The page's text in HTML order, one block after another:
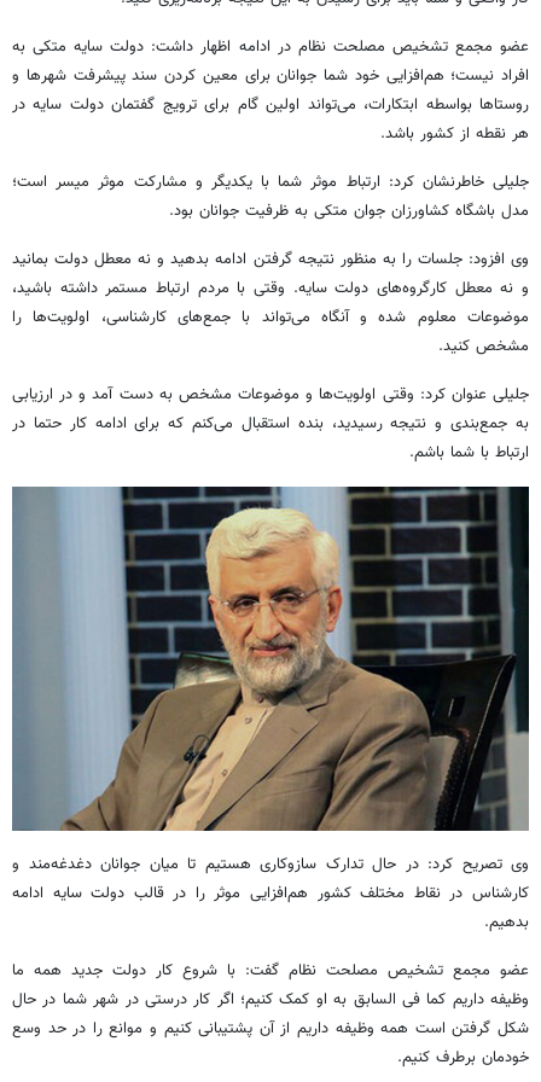
عضو مجمع تشخیص مصلحت نظام در ادامه اظهار داشت: دولت سایه متکی به
افراد نیست؛ هم‌افزایی خود شما جوانان برای معین کردن سند پیشرفت شهرها و
روستاها بواسطه ابتکارات، می‌تواند اولین گام برای ترویج گفتمان دولت سایه در
هر نقطه از کشور باشد.
جلیلی خاطرنشان کرد: ارتباط موثر شما با یکدیگر و مشارکت موثر میسر است؛
مدل باشگاه کشاورزان جوان متکی به ظرفیت جوانان بود.
وی افزود: جلسات را به منظور نتیجه گرفتن ادامه بدهید و نه معطل دولت بمانید
و نه معطل کارگروه‌های دولت سایه. وقتی با مردم ارتباط مستمر داشته باشید،
موضوعات معلوم شده و آنگاه می‌تواند با جمع‌های کارشناسی، اولویت‌ها را
مشخص کنید.
جلیلی عنوان کرد: وقتی اولویت‌ها و موضوعات مشخص به دست آمد و در ارزیابی
به جمع‌بندی و نتیجه رسیدید، بنده استقبال می‌کنم که برای ادامه کار حتما در
ارتباط با شما باشم.
وی تصریح کرد: در حال تدارک سازوکاری هستیم تا میان جوانان دغدغه‌مند و
کارشناس در نقاط مختلف کشور هم‌افزایی موثر را در قالب دولت سایه ادامه
بدهیم.
عضو مجمع تشخیص مصلحت نظام گفت: با شروع کار دولت جدید همه ما
وظیفه داریم کما فی السابق به او کمک کنیم؛ اگر کار درستی در شهر شما در حال
شکل گرفتن است همه وظیفه داریم از آن پشتیبانی کنیم و موانع را در حد وسع
خودمان برطرف کنیم.